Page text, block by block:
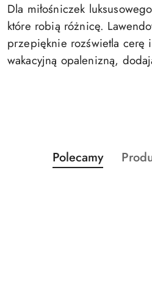
​Dla miłośniczek
które robią różnicę.
przepięknie rozświetla cerę
wakacyjną opalenizną,
Pomiń karuzelę
Produkty
o
Polecamy